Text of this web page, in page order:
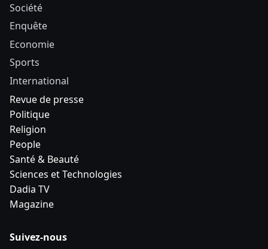
Société
Enquête
Economie
Sports
International
Revue de presse
Politique
Religion
People
Santé & Beauté
Sciences et Technologies
Dadia TV
Magazine
Suivez-nous